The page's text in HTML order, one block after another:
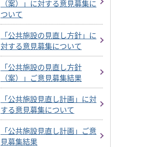
（案）」に対する意見募集に
ついて
「公共施設の見直し方針」に
対する意見募集について
「公共施設の見直し方針
（案）」ご意見募集結果
「公共施設見直し計画」に対
する意見募集について
「公共施設見直し計画」ご意
見募集結果